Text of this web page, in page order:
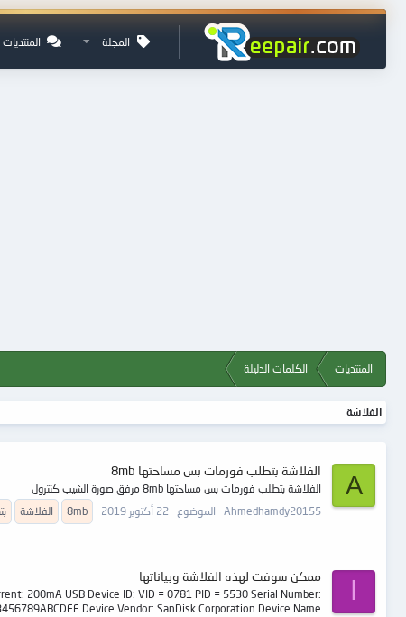
المجلة المنتديات
المنتديات الكلمات الدليلة
الفلاشة
A
الفلاشة بتطلب فورمات بس مساحتها 8mb
الفلاشة بتطلب فورمات بس مساحتها 8mb مرفق صورة الشيب كنترول
Ahmedhamdy20155
الموضوع 22 أكتوبر 2019 8mb الفلاشة
ممكن سوفت لهذه الفلاشة وبياناتها
200mA USB Device ID: VID = 0781 PID = 5530 Serial Number:
Device Vendor: SanDisk Corporation Device Name...